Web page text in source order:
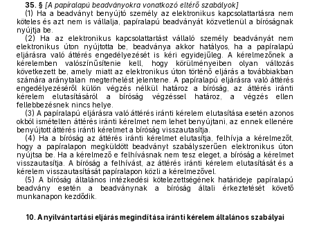
35. § [A papíralapú beadványokra vonatkozó eltérő szabályok]
(1) Ha a beadványt benyújtó személy az elektronikus kapcsolattartásra nem
köteles és azt nem is vállalja, papíralapú beadványát közvetlenül a bíróságnak
nyújtja be.
(2) Ha az elektronikus kapcsolattartást vállaló személy beadványát nem
elektronikus úton nyújtotta be, beadványa akkor hatályos, ha a papíralapú
eljárásra való áttérés engedélyezését is kéri egyidejűleg. A kérelmezőnek a
kérelemben valószínűsítenie kell, hogy körülményeiben olyan változás
következett be, amely miatt az elektronikus úton történő eljárás a továbbiakban
számára aránytalan megterhelést jelentene. A papíralapú eljárásra való áttérés
engedélyezéséről külön végzés nélkül határoz a bíróság, az áttérés iránti
kérelem elutasításáról a bíróság végzéssel határoz, a végzés ellen
fellebbezésnek nincs helye.
(3) A papíralapú eljárásra való áttérés iránti kérelem elutasítása esetén azonos
okból ismételten áttérés iránti kérelmet nem lehet benyújtani, az ennek ellenére
benyújtott áttérés iránti kérelmet a bíróság visszautasítja.
(4) Ha a bíróság az áttérés iránti kérelmet elutasítja, felhívja a kérelmezőt,
hogy a papíralapon megküldött beadványt szabályszerűen elektronikus úton
nyújtsa be. Ha a kérelmező e felhívásnak nem tesz eleget, a bíróság a kérelmet
visszautasítja. A bíróság a felhívást, az áttérés iránti kérelem elutasítását és a
kérelem visszautasítását papíralapon közli a kérelmezővel.
(5) A bíróság általános intézkedési kötelezettségének határideje papíralapú
beadvány esetén a beadványnak a bíróság általi érkeztetését követő
munkanapon kezdődik.
10. A nyilvántartási eljárás megindítása iránti kérelem általános szabályai